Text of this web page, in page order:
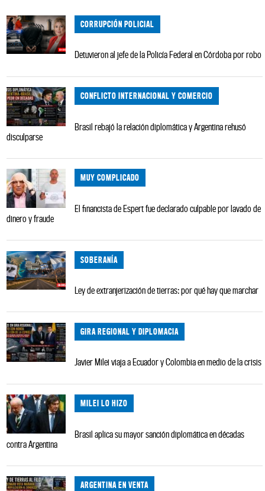
CORRUPCIÓN POLICIAL
Detuvieron al jefe de la Policía Federal en Córdoba por robo
CONFLICTO INTERNACIONAL Y COMERCIO
Brasil rebajó la relación diplomática y Argentina rehusó
disculparse
MUY COMPLICADO
El financista de Espert fue declarado culpable por lavado de
dinero y fraude
SOBERANÍA
Ley de extranjerización de tierras: por qué hay que marchar
GIRA REGIONAL Y DIPLOMACIA
Javier Milei viaja a Ecuador y Colombia en medio de la crisis
MILEI LO HIZO
Brasil aplica su mayor sanción diplomática en décadas
contra Argentina
ARGENTINA EN VENTA